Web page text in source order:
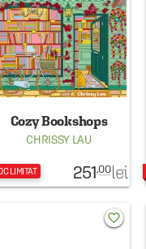
Cozy Bookshops
CHRISSY LAU
LIMITAT 251.00 lei
favorite_border